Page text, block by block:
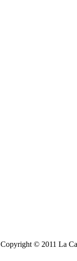
Copyright © 2011 La